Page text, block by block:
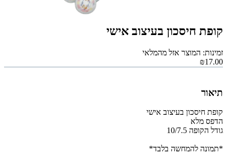
קופת חיסכון בעיצוב אישי
זמינות: המוצר אזל מהמלאי
₪17.00
תיאור
קופת חיסכון בעיצוב אישי
הדפס מלא
גודל הקופה 10/7.5
*תמונה להמחשה בלבד*